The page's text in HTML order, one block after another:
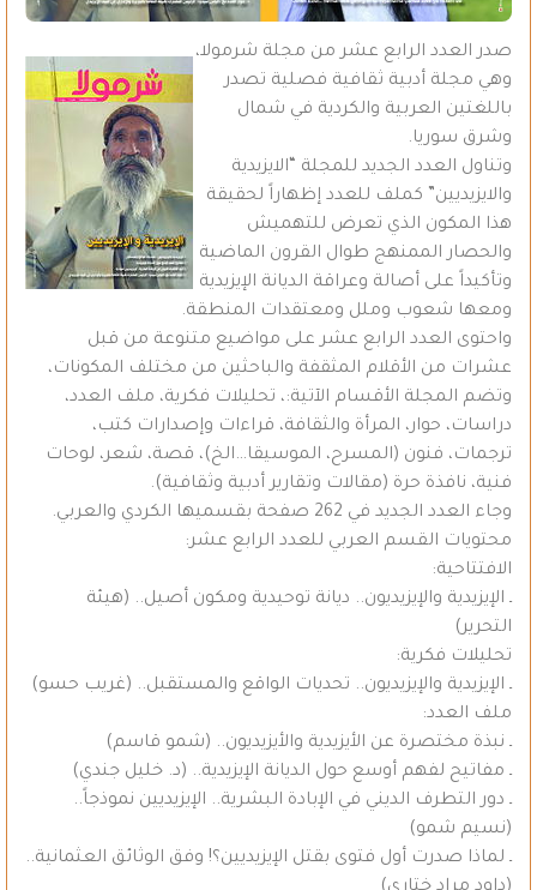
صدر العدد الرابع عشر من مجلة شرمولا،
وهي مجلة أدبية ثقافية فصلية تصدر
باللغتين العربية والكردية في شمال
وشرق سوريا.
وتناول العدد الجديد للمجلة “الايزيدية
والايزيديين” كملف للعدد إظهاراً لحقيقة
هذا المكون الذي تعرض للتهميش
والحصار الممنهج طوال القرون الماضية
وتأكيداً على أصالة وعراقة الديانة الإيزيدية
ومعها شعوب وملل ومعتقدات المنطقة.
واحتوى العدد الرابع عشر على مواضيع متنوعة من قبل
عشرات من الأقلام المثقفة والباحثين من مختلف المكونات،
وتضم المجلة الأقسام الآتية:، تحليلات فكرية، ملف العدد،
دراسات، حوار، المرأة والثقافة، قراءات وإصدارات كتب،
ترجمات، فنون (المسرح، الموسيقا…الخ)، قصة، شعر، لوحات
فنية، نافذة حرة (مقالات وتقارير أدبية وثقافية).
وجاء العدد الجديد في 262 صفحة بقسميها الكردي والعربي.
محتويات القسم العربي للعدد الرابع عشر:
الافتتاحية:
ـ الإيزيدية والإيزيديون.. ديانة توحيدية ومكون أصيل.. (هيئة
التحرير)
تحليلات فكرية:
ـ الإيزيدية والإيزيديون.. تحديات الواقع والمستقبل.. (غريب حسو)
ملف العدد:
ـ نبذة مختصرة عن الأيزيدية والأيزيديون.. (شمو قاسم)
ـ مفاتيح لفهم أوسع حول الديانة الإيزيدية.. (د. خليل جندي)
ـ دور التطرف الديني في الإبادة البشرية.. الإيزيديين نموذجاً..
(نسيم شمو)
ـ لماذا صدرت أول فتوى بقتل الإيزيديين؟! وفق الوثائق العثمانية..